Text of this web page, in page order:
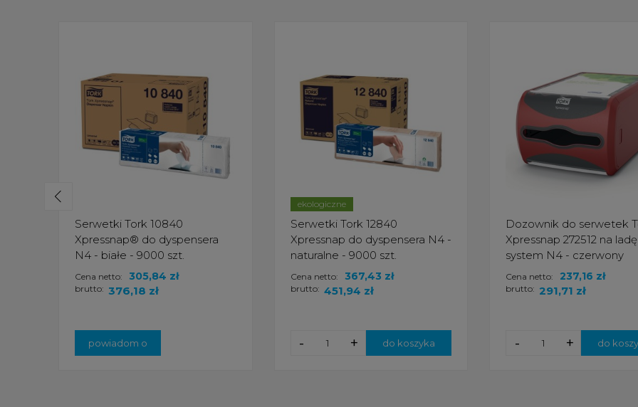
Serwetki Tork 10840
Xpressnap® do dyspensera
N4 - białe - 9000 szt.
brutto: 376,18 zł
Cena netto: 305,84 zł
powiadom o
ekologiczne
Serwetki Tork 12840
Xpressnap do dyspensera N4 -
naturalne - 9000 szt.
brutto: 451,94 zł
Cena netto: 367,43 zł
+
- do koszyka
Dozownik do serwetek
Xpressnap 272512 na
system N4 - czerwony
brutto: 291,71 zł
Cena netto: 237,16 zł
+
- do